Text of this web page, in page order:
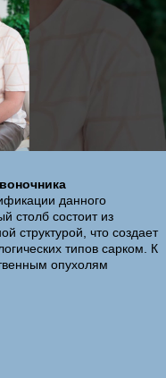
данного
столб состоит из
структурой, что создает
типов сарком. К
опухолям